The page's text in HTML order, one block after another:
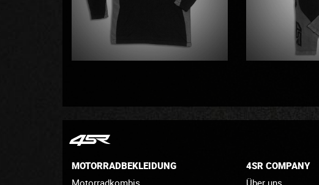
MOTORRADBEKLEIDUNG
Motorradkombis
4SR COMPANY
Über uns